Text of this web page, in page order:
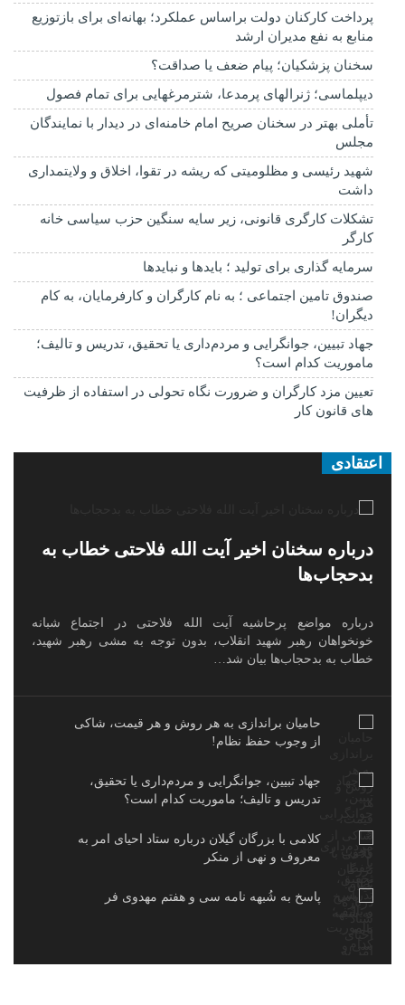
پرداخت کارکنان دولت براساس عملکرد؛ بهانه‌ای برای بازتوزیع
منابع به نفع مدیران ارشد
سخنان پزشکیان؛ پیام ضعف یا صداقت؟
دیپلماسی؛ ژنرالهای پرمدعا، شترمرغهایی برای تمام فصول
تأملی بهتر در سخنان صریح امام خامنه‌ای در دیدار با نمایندگان
مجلس
شهید رئیسی و مظلومیتی که ریشه در تقوا، اخلاق و ولایتمداری
داشت
تشکلات کارگری قانونی، زیر سایه سنگین حزب سیاسی خانه
کارگر
سرمایه گذاری برای تولید ؛ بایدها و نبایدها
صندوق تامین اجتماعی ؛ به نام کارگران و کارفرمایان، به کام
دیگران!
جهاد تبیین، جوانگرایی و مردم‌داری یا تحقیق، تدریس و تالیف؛
ماموریت کدام است؟
تعیین مزد کارگران و ضرورت نگاه تحولی در استفاده از ظرفیت
های قانون کار
اعتقادی
درباره سخنان اخیر آیت الله فلاحتی خطاب به
بدحجاب‌ها
درباره مواضع پرحاشیه آیت الله فلاحتی در اجتماع شبانه
خونخواهان رهبر شهید انقلاب، بدون توجه به مشی رهبر شهید،
خطاب به بدحجاب‌ها بیان شد…
حامیان براندازی به هر روش و هر قیمت، شاکی
از وجوب حفظ نظام!
جهاد تبیین، جوانگرایی و مردم‌داری یا تحقیق،
تدریس و تالیف؛ ماموریت کدام است؟
کلامی با بزرگان گیلان درباره ستاد احیای امر به
معروف و نهی از منکر
پاسخ به شُبهه نامه سی و هفتم مهدوی فر